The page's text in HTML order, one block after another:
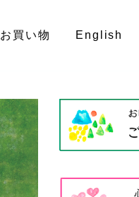
お買い物 English